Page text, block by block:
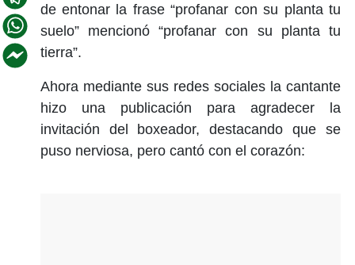
de entonar la frase “profanar con su planta tu
suelo” mencionó “profanar con su planta tu
tierra”.
Ahora mediante sus redes sociales la cantante
hizo una publicación para agradecer la
invitación del boxeador, destacando que se
puso nerviosa, pero cantó con el corazón: